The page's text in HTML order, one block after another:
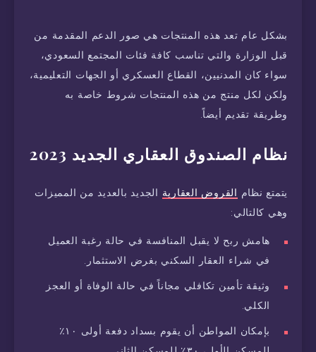
بشكل عام تعد هذه المنتجات هي صور الدعم المقدمة من
قبل الوزارة والتي تناسب كافة فئات المجتمع السعودي،
سواء كان المدنيين، القطاع العسكري أو الجهات التعليمية،
ولكن لكل منتج من هذه المنتجات شروط خاصة به
وطريقة تقديم أيضاً.
نظام الصندوق العقاري الجديد 2023
يتمتع نظام القروض العقارية الجديد بالعديد من المميزات
وهي كالتالي:
هامش ربح لا يقبل المنافسة في حالة رغبة العميل
في شراء العقار السكني بغرض الاستثمار.
وثيقة تأمين تكافلي مجاناً في حالة الوفاة أو العجز
الكلي.
بإمكان المواطن أن يقوم بسداد دفعة أولى ١٠٪